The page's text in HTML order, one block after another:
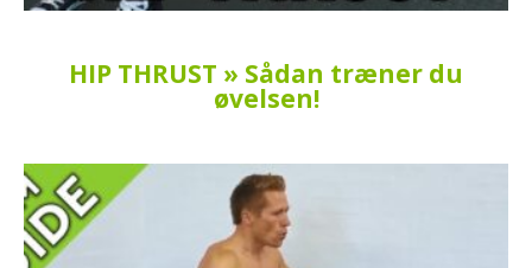
HIP THRUST » Sådan træner du
øvelsen!